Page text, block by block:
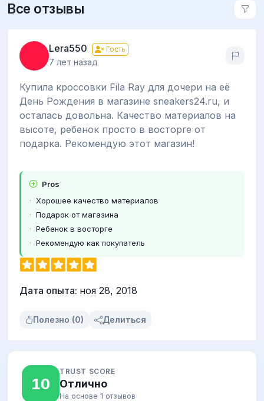
Все отзывы
Lera550 Гость
7 лет назад
Купила кроссовки Fila Ray для дочери на её
День Рождения в магазине sneakers24.ru, и
осталась довольна. Качество материалов на
высоте, ребенок просто в восторге от
подарка. Рекомендую этот магазин!
Pros
Хорошее качество материалов
Подарок от магазина
Ребенок в восторге
Рекомендую как покупатель
Дата опыта: ноя 28, 2018
Полезно (0) Делиться
10
TRUST SCORE
Отлично
На основе 1 отзывов